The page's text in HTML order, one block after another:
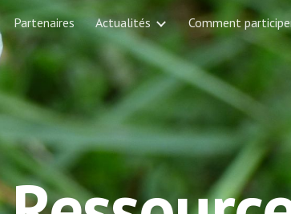
Skip to navigation
Partenaires Actualités Comment